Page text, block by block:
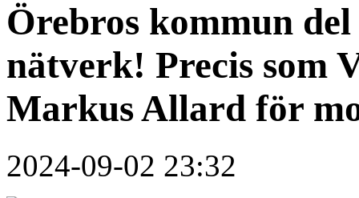
Örebros kommun
nätverk! Precis som
Markus Allard för
2024-09-02 23:32